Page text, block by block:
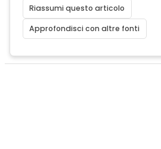
Riassumi questo articolo
Approfondisci con altre fonti